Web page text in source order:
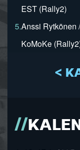
EST (Rally2)
5.Anssi Rytkönen
KoMoKe
<